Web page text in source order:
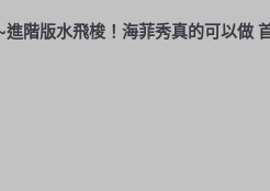
階版水飛梭！海菲秀真的可以做